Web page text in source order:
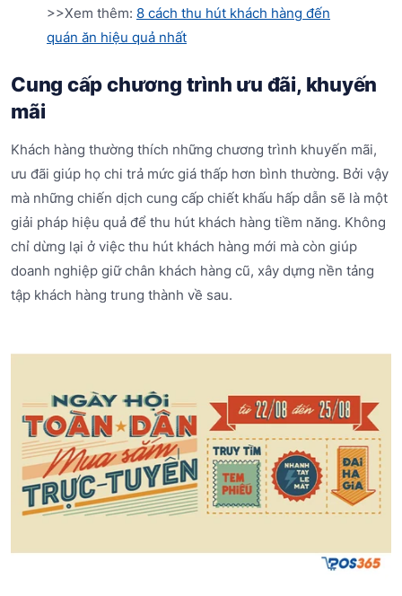
>>Xem thêm: 8 cách thu hút khách hàng đến
quán ăn hiệu quả nhất
Cung cấp chương trình ưu đãi, khuyến
mãi
Khách hàng thường thích những chương trình khuyến mãi,
ưu đãi giúp họ chi trả mức giá thấp hơn bình thường. Bởi vậy
mà những chiến dịch cung cấp chiết khấu hấp dẫn sẽ là một
giải pháp hiệu quả để thu hút khách hàng tiềm năng. Không
chỉ dừng lại ở việc thu hút khách hàng mới mà còn giúp
doanh nghiệp giữ chân khách hàng cũ, xây dựng nền tảng
tập khách hàng trung thành về sau.